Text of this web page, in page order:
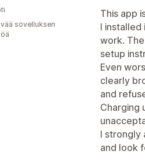
This app
I installed
work.
setup
Even
clearly
and
Charging
I strongly
and look
sovelluksen